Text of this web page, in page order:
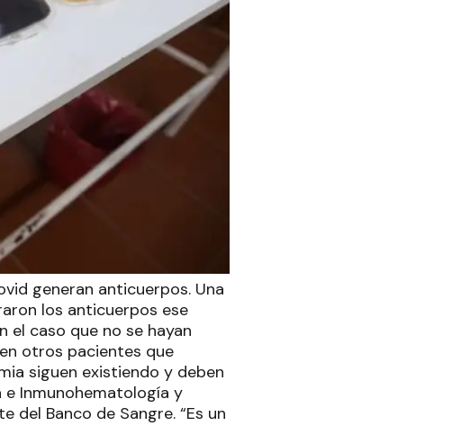
generan anticuerpos. Una
los anticuerpos ese
el caso que no se hayan
otros pacientes que
siguen existiendo y deben
Inmunohematología y
Banco de Sangre. “Es un